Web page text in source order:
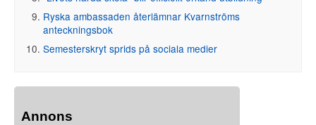
Ryska ambassaden återlämnar Kvarnströms
anteckningsbok
Semesterskryt sprids på sociala medier
Annons